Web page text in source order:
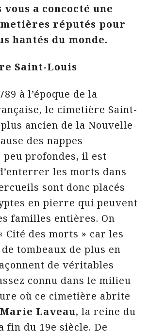
vous a concocté une
réputés pour
hantés du monde.
Saint-Louis
à l’époque de la
le cimetière Saint-
ancien de la Nouvelle-
des nappes
profondes, il est
les morts dans
sont donc placés
en pierre qui peuvent
familles entières. On
Cité des morts » car les
tombeaux de plus en
de véritables
connu dans le milieu
où ce cimetière abrite
Marie Laveau, la reine du
fin du 19e siècle. De